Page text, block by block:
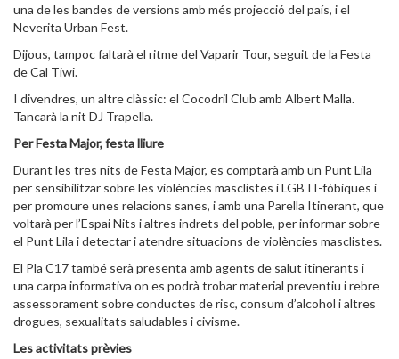
una de les bandes de versions amb més projecció del país, i el
Neverita Urban Fest.
Dijous, tampoc faltarà el ritme del Vaparir Tour, seguit de la Festa
de Cal Tiwi.
I divendres, un altre clàssic: el Cocodril Club amb Albert Malla.
Tancarà la nit DJ Trapella.
Per Festa Major, festa lliure
Durant les tres nits de Festa Major, es comptarà amb un Punt Lila
per sensibilitzar sobre les violències masclistes i LGBTI-fòbiques i
per promoure unes relacions sanes, i amb una Parella Itinerant, que
voltarà per l’Espai Nits i altres indrets del poble, per informar sobre
el Punt Lila i detectar i atendre situacions de violències masclistes.
El Pla C17 també serà presenta amb agents de salut itinerants i
una carpa informativa on es podrà trobar material preventiu i rebre
assessorament sobre conductes de risc, consum d’alcohol i altres
drogues, sexualitats saludables i civisme.
Les activitats prèvies